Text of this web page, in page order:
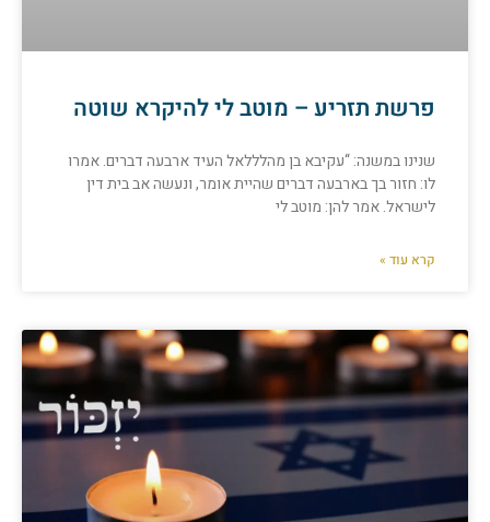
פרשת תזריע – מוטב לי להיקרא שוטה
שנינו במשנה: “עקיבא בן מהלללאל העיד ארבעה דברים. אמרו
לו: חזור בך בארבעה דברים שהיית אומר, ונעשה אב בית דין
לישראל. אמר להן: מוטב לי
קרא עוד »